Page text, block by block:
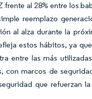
frente al 28% entre los
reemplazo
al alza durante la
estos hábitos, ya
entre las más
con marcos de
que refuerzan